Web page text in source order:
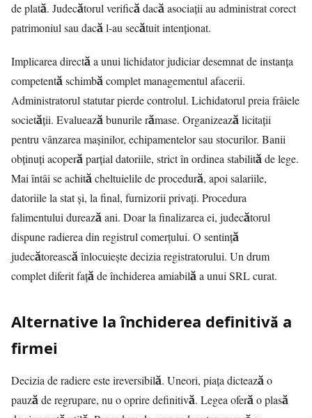
de plată. Judecătorul verifică dacă asociații au administrat corect
patrimoniul sau dacă l-au secătuit intenționat.
Implicarea directă a unui lichidator judiciar desemnat de instanța
competentă schimbă complet managementul afacerii.
Administratorul statutar pierde controlul. Lichidatorul preia frâiele
societății. Evaluează bunurile rămase. Organizează licitații
pentru vânzarea mașinilor, echipamentelor sau stocurilor. Banii
obținuți acoperă parțial datoriile, strict în ordinea stabilită de lege.
Mai întâi se achită cheltuielile de procedură, apoi salariile,
datoriile la stat și, la final, furnizorii privați. Procedura
falimentului durează ani. Doar la finalizarea ei, judecătorul
dispune radierea din registrul comerțului. O sentință
judecătorească înlocuiește decizia registratorului. Un drum
complet diferit față de închiderea amiabilă a unui SRL curat.
Alternative la închiderea definitivă a
firmei
Decizia de radiere este ireversibilă. Uneori, piața dictează o
pauză de regrupare, nu o oprire definitivă. Legea oferă o plasă